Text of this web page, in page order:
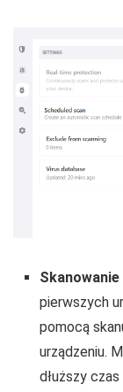
Skanowanie
pierwszych
pomocą
urządzeniu.
dłuższy